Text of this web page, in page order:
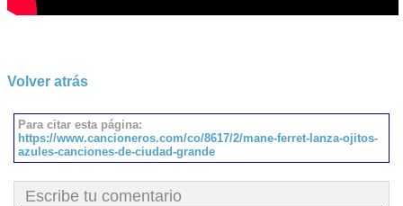
Volver atrás
Para citar esta página:
https://www.cancioneros.com/co/8617/2/mane-ferret-lanza-ojitos-
azules-canciones-de-ciudad-grande
Escribe tu comentario